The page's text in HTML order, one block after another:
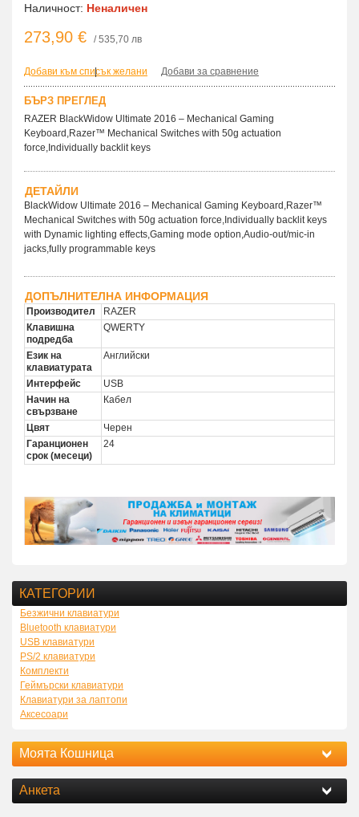
Наличност: Неналичен
273,90 € / 535,70 лв
Добави към списък желани
| Добави за сравнение
БЪРЗ ПРЕГЛЕД
RAZER BlackWidow Ultimate 2016 – Mechanical Gaming
Keyboard,Razer™ Mechanical Switches with 50g actuation
force,Individually backlit keys
ДЕТАЙЛИ
BlackWidow Ultimate 2016 – Mechanical Gaming Keyboard,Razer™
Mechanical Switches with 50g actuation force,Individually backlit keys
with Dynamic lighting effects,Gaming mode option,Audio-out/mic-in
jacks,fully programmable keys
ДОПЪЛНИТЕЛНА ИНФОРМАЦИЯ
Производител
RAZER
Клавишна
подредба
QWERTY
Език на
клавиатурата
Английски
Интерфейс
USB
Начин на
свързване
Кабел
Цвят
Черен
Гаранционен
срок (месеци)
24
КАТЕГОРИИ
Безжични клавиатури
Bluetooth клавиатури
USB клавиатури
PS/2 клавиатури
Комплекти
Геймърски клавиатури
Клавиатури за лаптопи
Аксесоари
Моята Кошница
Анкета